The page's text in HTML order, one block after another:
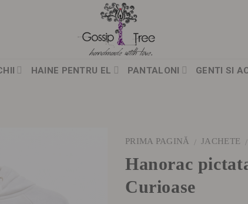
HAINE PENTRU EL PANTALONI GENTI SI
PRIMA PAGINĂ / JACHETE /
Hanorac
Curioase